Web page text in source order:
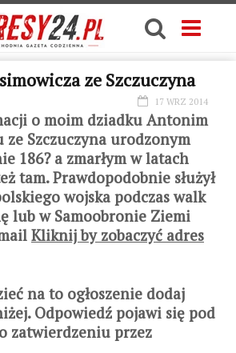
ze Szczuczyna
17 WRZ 2014
o moim dziadku Antonim
ze Szczuczyna urodzonym
186? a zmarłym w latach
tam. Prawdopodobnie służył
wojska podczas walk
lub w Samoobronie Ziemi
Kliknij by zobaczyć adres
na to ogłoszenie dodaj
Odpowiedź pojawi się pod
zatwierdzeniu przez